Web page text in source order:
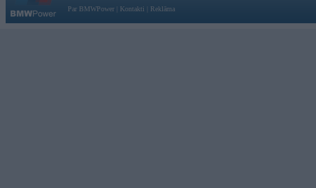
Par BMWPower
Kontakti Reklāma